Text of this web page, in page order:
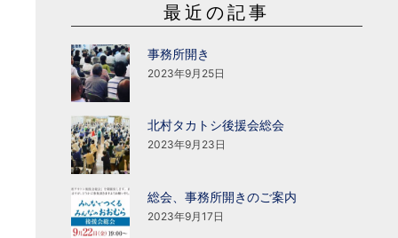
最近の記事
事務所開き
2023年9月25日
北村タカトシ後援会総会
2023年9月23日
総会、事務所開きのご案内
2023年9月17日